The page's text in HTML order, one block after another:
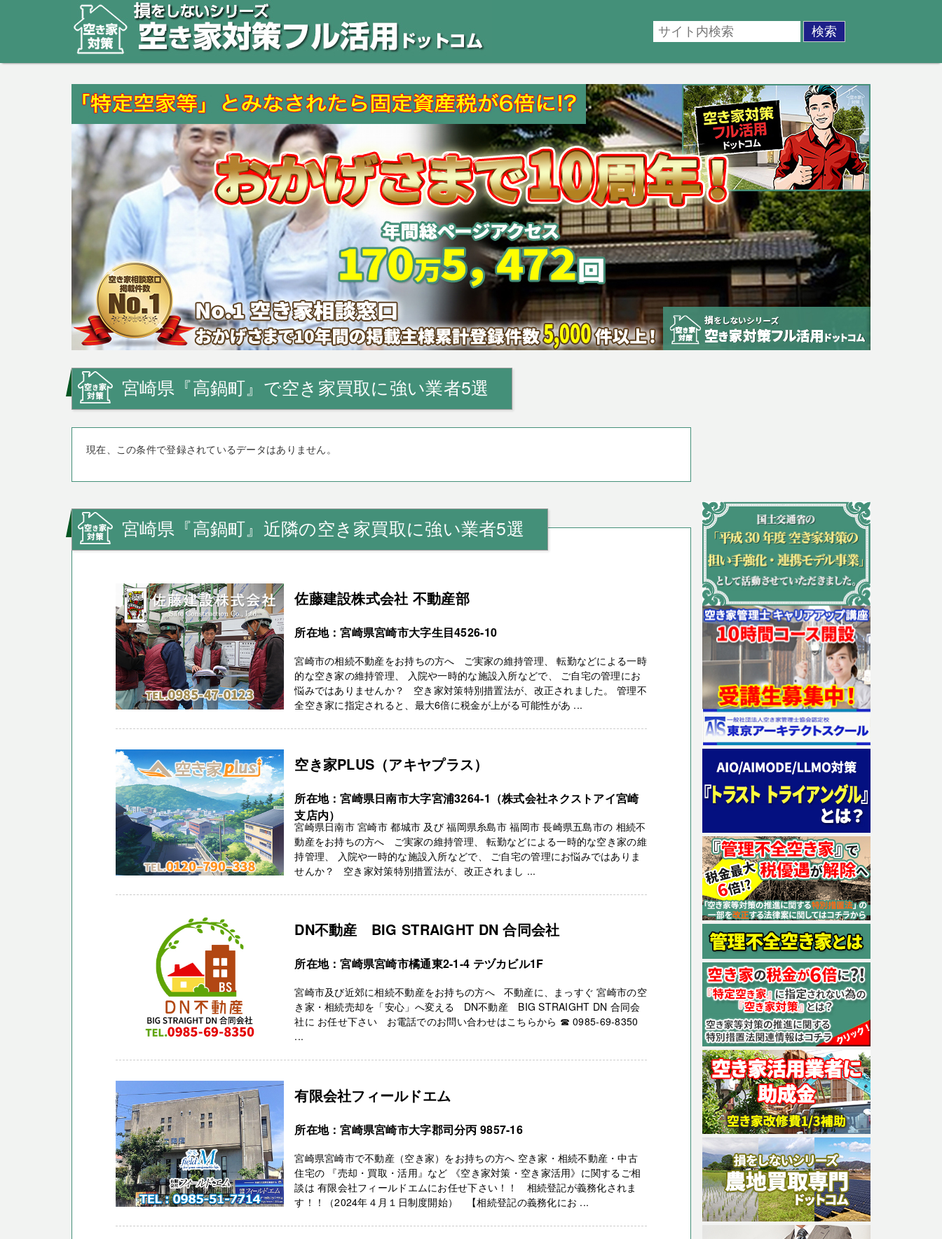
宮崎県『高鍋町』で空き家買取に強い業者5選
現在、この条件で登録されているデータはありません。
宮崎県『高鍋町』近隣の空き家買取に強い業者5選
佐藤建設株式会社 不動産部
所在地：宮崎県宮崎市大字生目4526-10
宮崎市の相続不動産をお持ちの方へ ご実家の維持管理、 転勤などによる一時
的な空き家の維持管理、 入院や一時的な施設入所などで、 ご自宅の管理にお
悩みではありませんか？ 空き家対策特別措置法が、改正されました。 管理不
全空き家に指定されると、最大6倍に税金が上がる可能性があ ...
空き家PLUS（アキヤプラス）
所在地：宮崎県日南市大字宮浦3264-1（株式会社ネクストアイ宮崎
支店内）
宮崎県日南市 宮崎市 都城市 及び 福岡県糸島市 福岡市 長崎県五島市の 相続不
動産をお持ちの方へ ご実家の維持管理、 転勤などによる一時的な空き家の維
持管理、 入院や一時的な施設入所などで、 ご自宅の管理にお悩みではありま
せんか？ 空き家対策特別措置法が、改正されまし ...
DN不動産 BIG STRAIGHT DN 合同会社
所在地：宮崎県宮崎市橘通東2-1-4 テヅカビル1F
宮崎市及び近郊に相続不動産をお持ちの方へ 不動産に、まっすぐ 宮崎市の空
き家・相続売却を「安心」へ変える DN不動産 BIG STRAIGHT DN 合同会
社に お任せ下さい お電話でのお問い合わせはこちらから ☎ 0985-69-8350
...
有限会社フィールドエム
所在地：宮崎県宮崎市大字郡司分丙 9857-16
宮崎県宮崎市で不動産（空き家）をお持ちの方へ 空き家・相続不動産・中古
住宅の 『売却・買取・活用』など 《空き家対策・空き家活用》に関するご相
談は 有限会社フィールドエムにお任せ下さい！！ 相続登記が義務化されま
す！！（2024年４月１日制度開始） 【相続登記の義務化にお ...